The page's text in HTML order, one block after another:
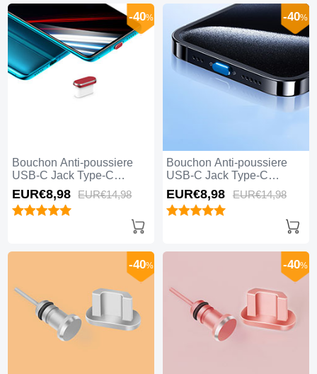
Bouchon Anti-poussiere
USB-C Jack Type-C
Universel H02 Rouge
-40%
EUR€8,98 EUR€14,98
Bouchon Anti-poussiere
USB-C Jack Type-C
Universel H01 Bleu
-40%
EUR€8,98 EUR€14,98
-40% -40%